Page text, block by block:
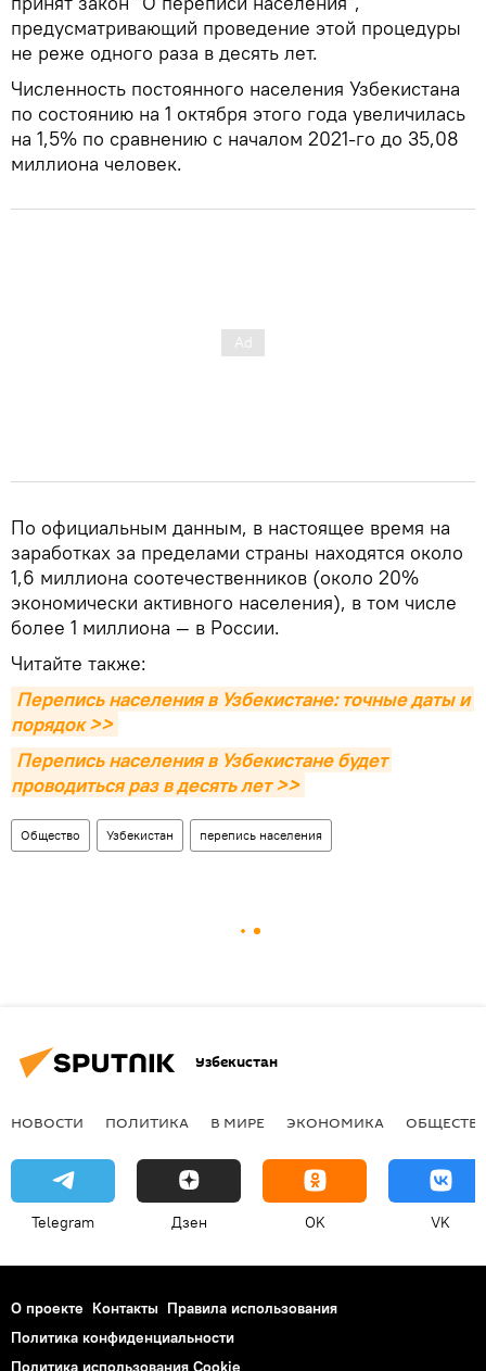
предусматривающий проведение этой процедуры
не реже одного раза в десять лет.
Численность постоянного населения Узбекистана
по состоянию на 1 октября этого года увеличилась
на 1,5% по сравнению с началом 2021-го до 35,08
миллиона человек.
По официальным данным, в настоящее время на
заработках за пределами страны находятся около
1,6 миллиона соотечественников (около 20%
экономически активного населения), в том числе
более 1 миллиона — в России.
Читайте также:
Перепись населения в Узбекистане: точные даты и
порядок >>
Перепись населения в Узбекистане будет
проводиться раз в десять лет >>
Общество Узбекистан перепись населения
Узбекистан
НОВОСТИ ПОЛИТИКА В МИРЕ ЭКОНОМИКА
Telegram Дзен OK VK
О проекте Контакты Правила использования
Политика конфиденциальности
Политика использования Cookie